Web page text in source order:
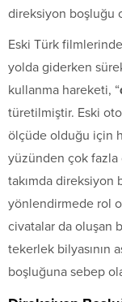
direksiyon boşluğu
Eski Türk
yolda giderken
kullanma hareketi, “
türetilmiştir. Eski
ölçüde olduğu için
yüzünden çok fazla
takımda direksiyon
yönlendirmede rol
civatalar da oluşan
tekerlek bilyasının
boşluğuna sebep